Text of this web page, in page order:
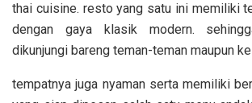
thai cuisine. resto yang satu ini memiliki
dengan gaya klasik modern.
dikunjungi bareng teman-teman maupun
tempatnya juga nyaman serta memiliki